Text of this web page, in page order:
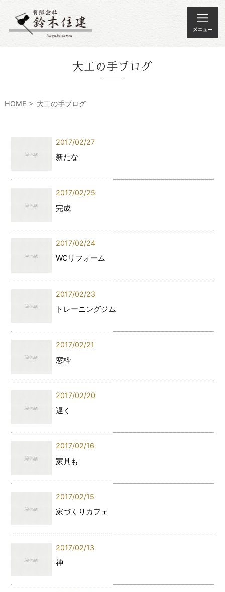
大工の手ブログ
HOME 大工の手ブログ
2017/02/27
新たな
2017/02/25
完成
2017/02/24
WCリフォーム
2017/02/23
トレーニングジム
2017/02/21
窓枠
2017/02/20
遅く
2017/02/16
家具も
2017/02/15
家づくりカフェ
2017/02/13
神